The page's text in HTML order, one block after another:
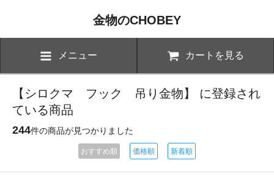
金物のCHOBEY
メニュー カートを見る
【シロクマ フック 吊り金物】 に登録され
ている商品
244件の商品が見つかりました
おすすめ順 価格順 新着順